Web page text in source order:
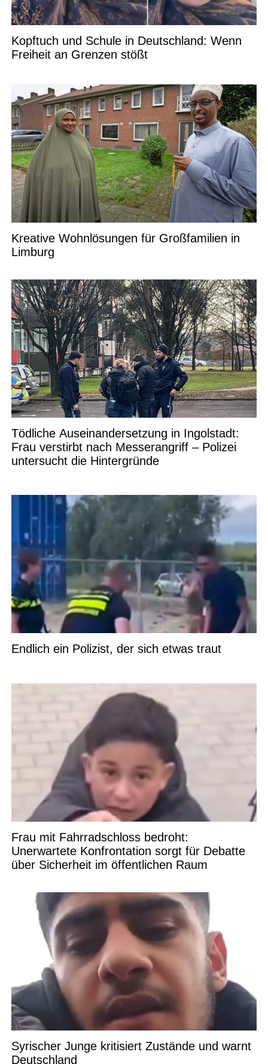
Kopftuch und Schule in Deutschland: Wenn
Freiheit an Grenzen stößt
Kreative Wohnlösungen für Großfamilien in
Limburg
Tödliche Auseinandersetzung in Ingolstadt:
Frau verstirbt nach Messerangriff – Polizei
untersucht die Hintergründe
Endlich ein Polizist, der sich etwas traut
Frau mit Fahrradschloss bedroht:
Unerwartete Konfrontation sorgt für Debatte
über Sicherheit im öffentlichen Raum
Syrischer Junge kritisiert Zustände und warnt
Deutschland